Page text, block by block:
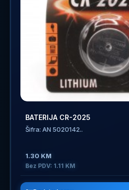
BATERIJA CR-2025
Šifra: AN 5020142..
1.30 KM
Bez PDV: 1.11 KM